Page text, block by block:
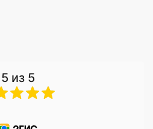
5 из 5